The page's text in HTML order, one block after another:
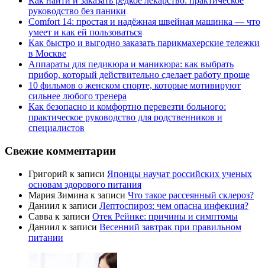
руководство без паники
Comfort 14: простая и надёжная швейная машинка — что
умеет и как ей пользоваться
Как быстро и выгодно заказать парикмахерские тележки
в Москве
Аппараты для педикюра и маникюра: как выбрать
прибор, который действительно сделает работу проще
10 фильмов о женском спорте, которые мотивируют
сильнее любого тренера
Как безопасно и комфортно перевезти больного:
практическое руководство для родственников и
специалистов
Свежие комментарии
Григорий к записи Японцы научат российских ученых
основам здорового питания
Мария Зимина к записи Что такое рассеянный склероз?
Даниил к записи Лептоспироз: чем опасна инфекция?
Савва к записи Отек Рейнке: причины и симптомы
Даниил к записи Весенний завтрак при правильном
питании